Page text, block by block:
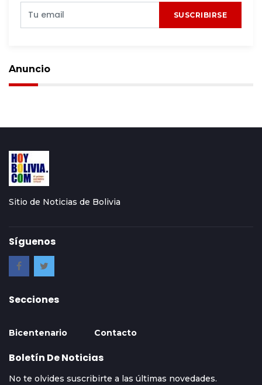
SUSCRIBIRSE
Anuncio
Sitio de Noticias de Bolivia
Síguenos
Secciones
Bicentenario Contacto
Boletín De Noticias
No te olvides suscribirte a las últimas novedades.